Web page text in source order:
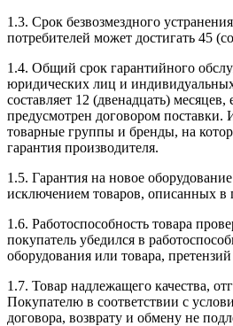
1.3. Срок безвозмездного
потребителей может достигать 45
1.4. Общий срок гарантийного
юридических лиц и
составляет 12 (двенадцать)
предусмотрен договором поставки.
товарные группы и бренды, на
гарантия производителя.
1.5. Гарантия на новое
исключением товаров, описанных в
1.6. Работоспособность товара
покупатель убедился в
оборудования или товара,
1.7. Товар надлежащего качества,
Покупателю в соответствии с
договора, возврату и обмену не